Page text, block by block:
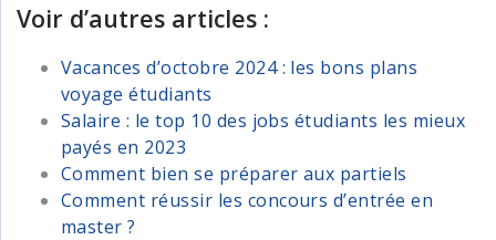
Voir d’autres articles :
Vacances d’octobre 2024 : les bons plans
voyage étudiants
Salaire : le top 10 des jobs étudiants les mieux
payés en 2023
Comment bien se préparer aux partiels
Comment réussir les concours d’entrée en
master ?